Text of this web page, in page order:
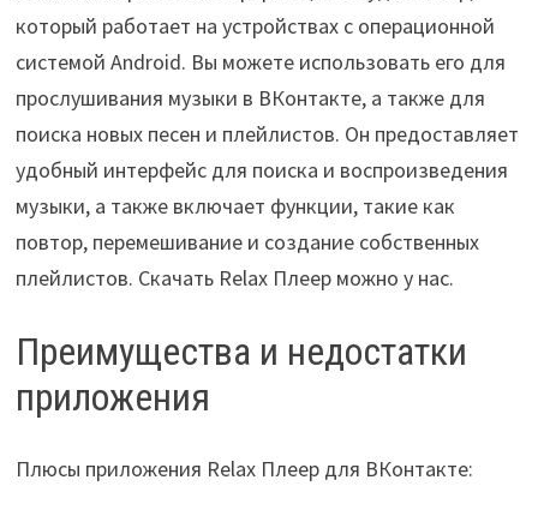
который работает на устройствах с операционной
системой Android. Вы можете использовать его для
прослушивания музыки в ВКонтакте, а также для
поиска новых песен и плейлистов. Он предоставляет
удобный интерфейс для поиска и воспроизведения
музыки, а также включает функции, такие как
повтор, перемешивание и создание собственных
плейлистов. Скачать Relax Плеер можно у нас.
Преимущества и недостатки
приложения
Плюсы приложения Relax Плеер для ВКонтакте: